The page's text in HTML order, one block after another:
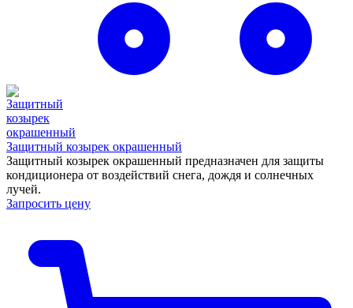
Защитный козырек окрашенный
Защитный козырек окрашенный предназначен для защиты
кондиционера от воздействий снега, дождя и солнечных
лучей.
Запросить цену